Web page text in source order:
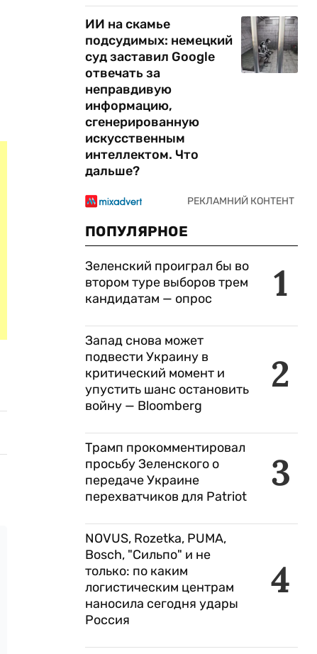
ИИ на скамье
подсудимых: немецкий
суд заставил Google
отвечать за
неправдивую
информацию,
сгенерированную
искусственным
интеллектом. Что
дальше?
ПОПУЛЯРНОЕ
1
Зеленский проиграл бы во
втором туре выборов трем
кандидатам — опрос
2
Запад снова может
подвести Украину в
критический момент и
упустить шанс остановить
войну — Bloomberg
3
Трамп прокомментировал
просьбу Зеленского о
передаче Украине
перехватчиков для Patriot
4
NOVUS, Rozetka, PUMA,
Bosch, "Сильпо" и не
только: по каким
логистическим центрам
наносила сегодня удары
Россия